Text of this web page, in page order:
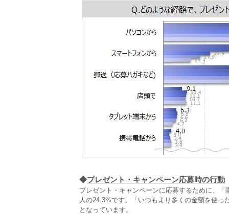
◆プレゼント・キャンペーン応募時の行動
プレゼント・キャンペーンに応募するために、
人の24.3%です。「いつもより多くの金額を使
となっています。